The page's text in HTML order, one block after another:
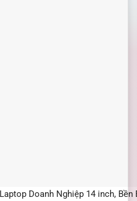
Doanh Nghiệp 14 inch, Bền